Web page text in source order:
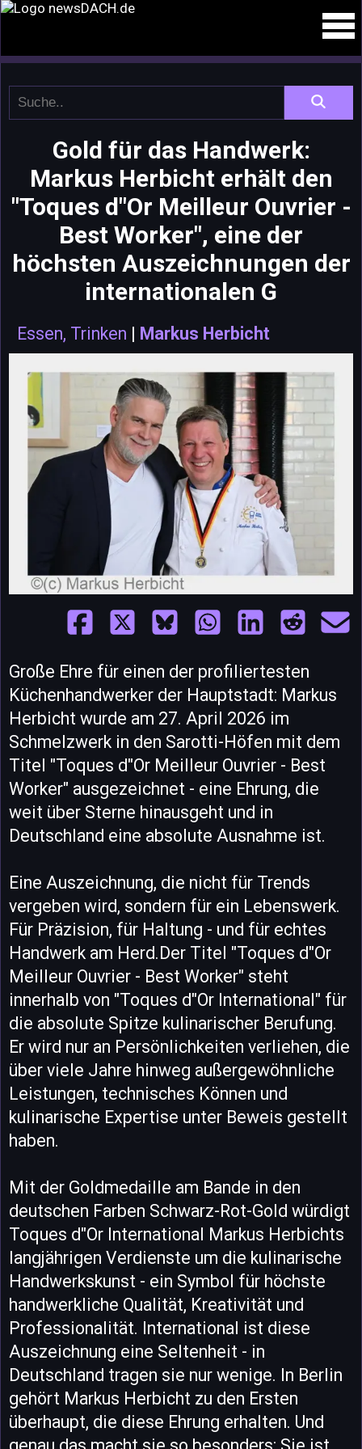
Gold für das Handwerk:
Markus Herbicht erhält den
"Toques d"Or Meilleur Ouvrier -
Best Worker", eine der
höchsten Auszeichnungen der
internationalen G
Essen, Trinken | Markus Herbicht
Große Ehre für einen der profiliertesten
Küchenhandwerker der Hauptstadt: Markus
Herbicht wurde am 27. April 2026 im
Schmelzwerk in den Sarotti-Höfen mit dem
Titel "Toques d"Or Meilleur Ouvrier - Best
Worker" ausgezeichnet - eine Ehrung, die
weit über Sterne hinausgeht und in
Deutschland eine absolute Ausnahme ist.
Eine Auszeichnung, die nicht für Trends
vergeben wird, sondern für ein Lebenswerk.
Für Präzision, für Haltung - und für echtes
Handwerk am Herd.Der Titel "Toques d"Or
Meilleur Ouvrier - Best Worker" steht
innerhalb von "Toques d"Or International" für
die absolute Spitze kulinarischer Berufung.
Er wird nur an Persönlichkeiten verliehen, die
über viele Jahre hinweg außergewöhnliche
Leistungen, technisches Können und
kulinarische Expertise unter Beweis gestellt
haben.
Mit der Goldmedaille am Bande in den
deutschen Farben Schwarz-Rot-Gold würdigt
Toques d"Or International Markus Herbichts
langjährigen Verdienste um die kulinarische
Handwerkskunst - ein Symbol für höchste
handwerkliche Qualität, Kreativität und
Professionalität. International ist diese
Auszeichnung eine Seltenheit - in
Deutschland tragen sie nur wenige. In Berlin
gehört Markus Herbicht zu den Ersten
überhaupt, die diese Ehrung erhalten. Und